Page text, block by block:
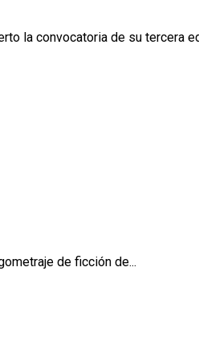
la convocatoria de su tercera
de ficción de...